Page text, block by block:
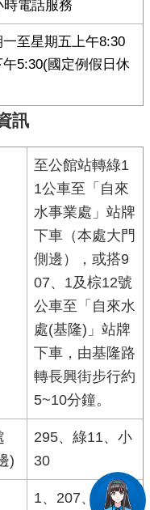
時電話服務
一至星期五上午8:30
午5:30(國定例假日休
訊
至公館站轉綠1
1公車至「自來
水事業處」站牌
下車（本處大門
側邊），或搭9
07、1及棕12號
公車至「自來水
處(基隆)」站牌
下車，由基隆路
轉長興街步行約
5~10分鐘。
)
295、綠11、小
30
1、207、254、